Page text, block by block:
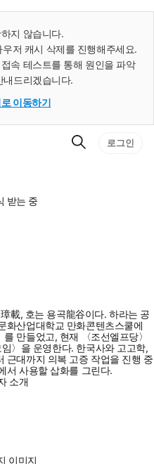
지 않습니다.
저 캐시 삭제를 진행해주세요.
속 테스트를 통해 원인을 파악
내드리겠습니다.
이동하기
검
로그인
받는 중
載, 호는 용곡龍谷이다. 하라는 공
화산업대학교 만화콘텐츠스쿨에
만들었고, 현재 〈조선엘프당〉
〉을 운영한다. 한국사와 고고학,
근대까지 의복 고증 작업을 진행 중
서 사용할 삽화를 그린다.
소개